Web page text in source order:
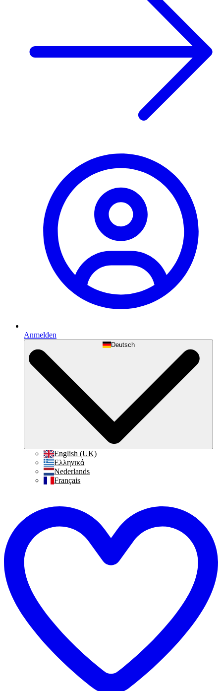
Anmelden
Deutsch
English (UK)
Ελληνικά
Nederlands
Français